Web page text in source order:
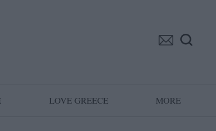
LOVE GREECE MORE